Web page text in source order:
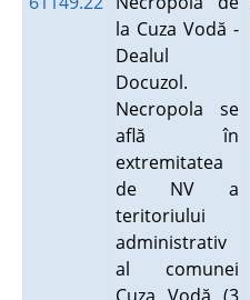
la Cuza Vodă -
Dealul
Docuzol.
Necropola se
află în
extremitatea
de NV a
teritoriului
administrativ
al comunei